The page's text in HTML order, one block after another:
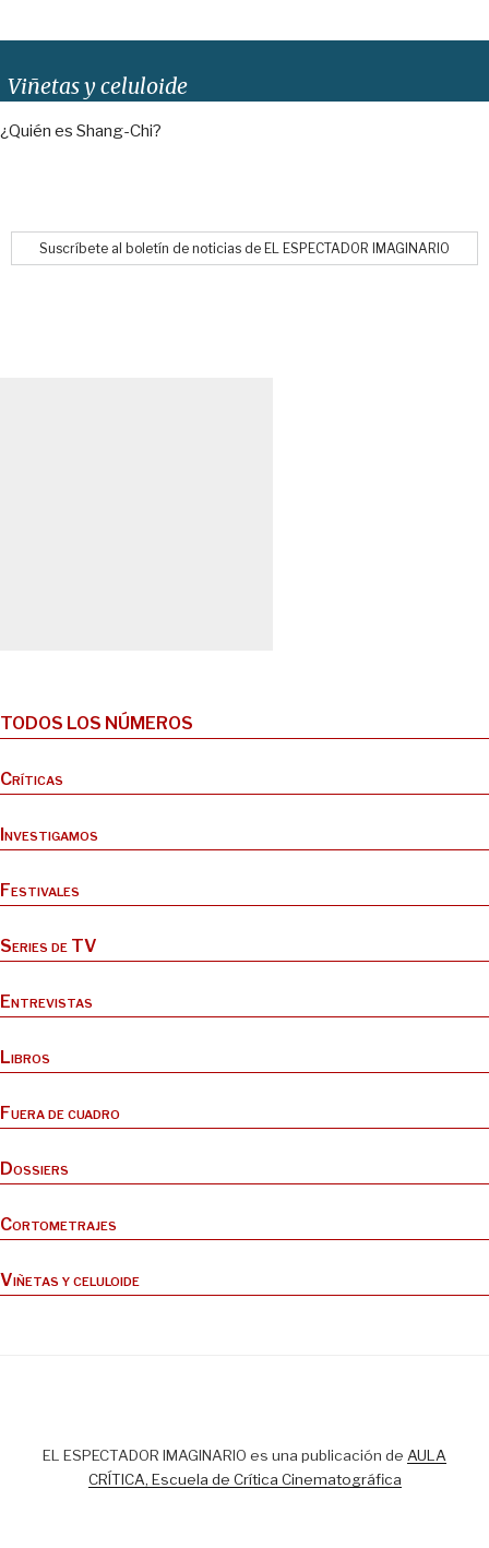
Viñetas y celuloide
¿Quién es Shang-Chi?
Suscríbete al boletín de noticias de EL ESPECTADOR IMAGINARIO
TODOS LOS NÚMEROS
Críticas
Investigamos
Festivales
Series de TV
Entrevistas
Libros
Fuera de cuadro
Dossiers
Cortometrajes
Viñetas y celuloide
EL ESPECTADOR IMAGINARIO es una publicación de AULA
CRÍTICA, Escuela de Crítica Cinematográfica